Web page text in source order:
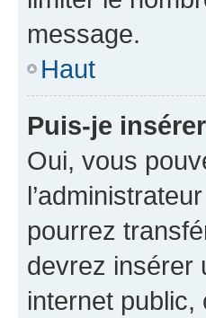
message.
Haut
Puis-je
Oui, vous
pourrez
devrez insérer
internet public,